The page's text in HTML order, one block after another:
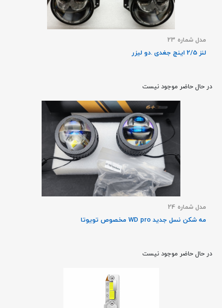
مدل شماره 23
لنز 2/5 اینچ جغدی .دو لیزر
در حال حاضر موجود نیست
مدل شماره 24
مه شکن نسل جدید WD pro مخصوص تویوتا
در حال حاضر موجود نیست